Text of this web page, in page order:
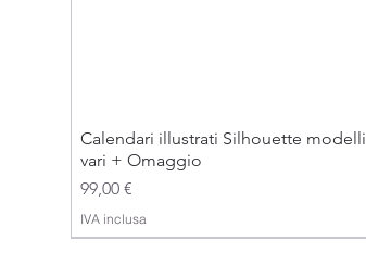
Calendari illustrati Silhouette modelli
vari + Omaggio
Prezzo
99,00 €
IVA inclusa